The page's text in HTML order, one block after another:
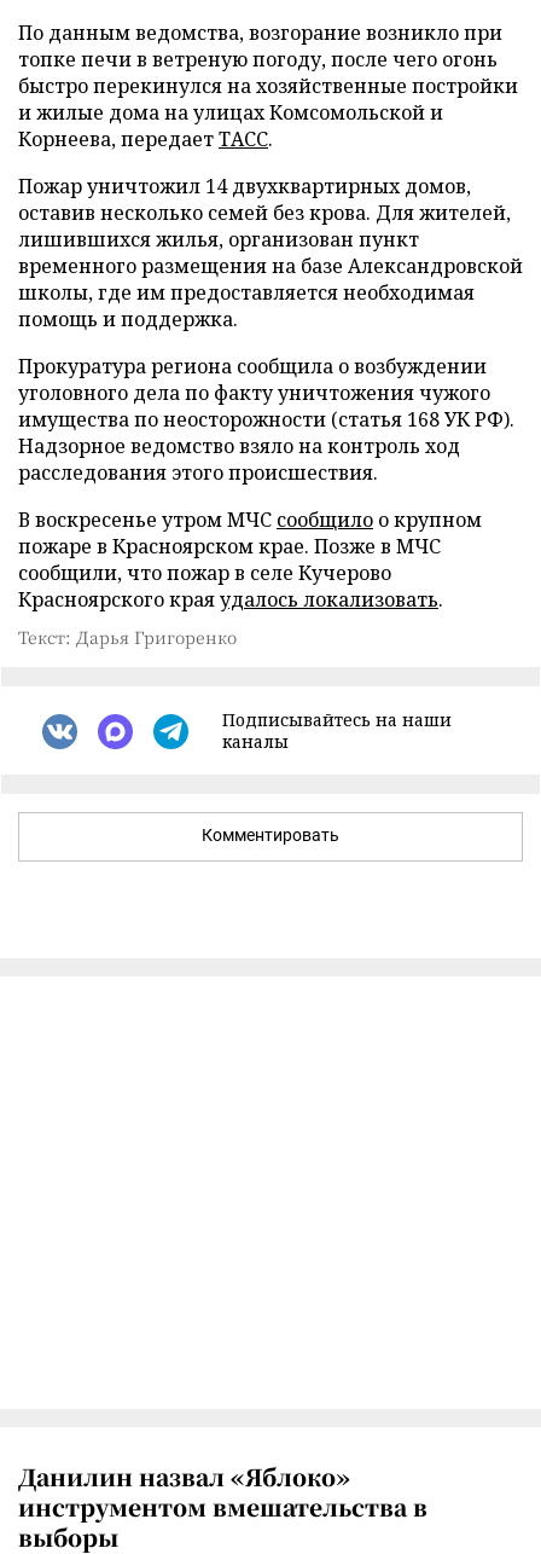
По данным ведомства, возгорание возникло при
топке печи в ветреную погоду, после чего огонь
быстро перекинулся на хозяйственные постройки
и жилые дома на улицах Комсомольской и
Корнеева, передаетТАСС.
Пожар уничтожил 14 двухквартирных домов,
оставив несколько семей без крова. Для жителей,
лишившихся жилья, организован пункт
временного размещения на базе Александровской
школы, где им предоставляется необходимая
помощь и поддержка.
Прокуратура региона сообщила о возбуждении
уголовного дела по факту уничтожения чужого
имущества по неосторожности (статья 168 УК РФ).
Надзорное ведомство взяло на контроль ход
расследования этого происшествия.
В воскресенье утром МЧС сообщило о крупном
пожаре в Красноярском крае. Позже в МЧС
сообщили, что пожар в селе Кучерово
Красноярского краяудалось локализовать.
Текст: Дарья Григоренко
Подписывайтесь на наши
каналы
Комментировать
Данилин назвал «Яблоко»
инструментом вмешательства в
выборы